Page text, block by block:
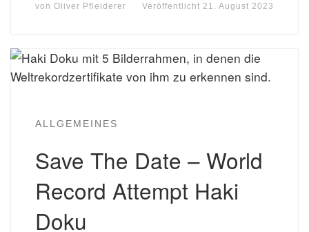
von Oliver Pfleiderer Veröffentlicht 21. August 2023
ALLGEMEINES
Save The Date – World
Record Attempt Haki
Doku